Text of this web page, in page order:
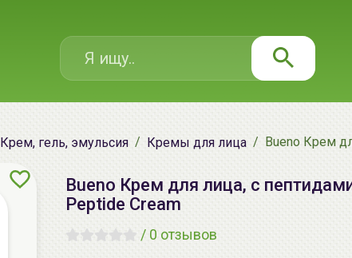
Крем, гель, эмульсия Кремы для лица Bueno Крем
Bueno Крем для лица, с
Peptide Cream
/ 0 отзывов